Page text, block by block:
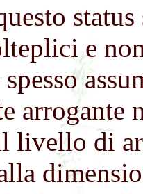
e
livello di